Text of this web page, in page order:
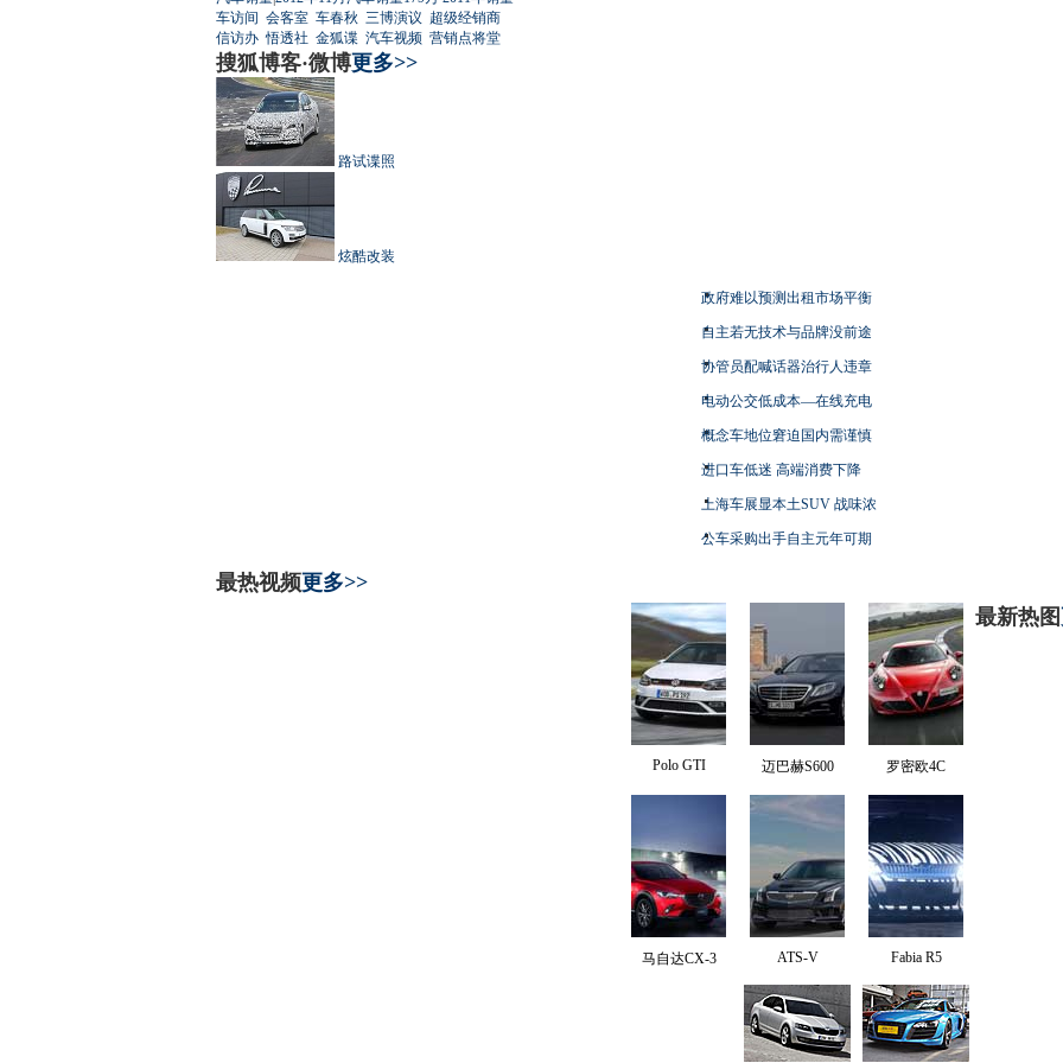
车访间 会客室 车春秋 三博演议 超级经销商
信访办 悟透社 金狐谍 汽车视频 营销点将堂
搜狐博客·微博更多>>
路试谍照
炫酷改装
政府难以预测出租市场平衡
自主若无技术与品牌没前途
协管员配喊话器治行人违章
电动公交低成本—在线充电
概念车地位窘迫国内需谨慎
进口车低迷 高端消费下降
上海车展显本土SUV 战味浓
公车采购出手自主元年可期
最热视频更多>>
Polo GTI 迈巴赫S600 罗密欧4C
马自达CX-3 ATS-V Fabia R5
最新热图